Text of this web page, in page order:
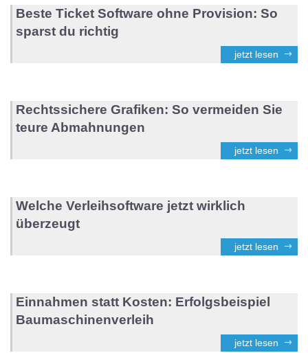
Beste Ticket Software ohne Provision: So
sparst du richtig
jetzt lesen
Rechtssichere Grafiken: So vermeiden Sie
teure Abmahnungen
jetzt lesen
Welche Verleihsoftware jetzt wirklich
überzeugt
jetzt lesen
Einnahmen statt Kosten: Erfolgsbeispiel
Baumaschinenverleih
jetzt lesen